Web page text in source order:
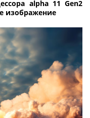
alpha 11 Gen2
изображение